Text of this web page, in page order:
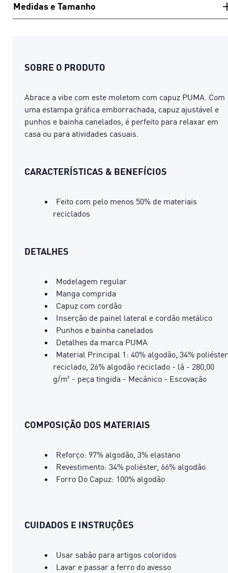
Medidas e Tamanho
SOBRE O PRODUTO
Abrace a vibe com este moletom com capuz PUMA. Com
uma estampa gráfica emborrachada, capuz ajustável e
punhos e bainha canelados, é perfeito para relaxar em
casa ou para atividades casuais.
CARACTERÍSTICAS & BENEFÍCIOS
Feito com pelo menos 50% de materiais
reciclados
DETALHES
Modelagem regular
Manga comprida
Capuz com cordão
Inserção de painel lateral e cordão metálico
Punhos e bainha canelados
Detalhes da marca PUMA
Material Principal 1: 40% algodão, 34% poliéster
reciclado, 26% algodão reciclado - lã - 280,00
g/m² - peça tingida - Mecânico - Escovação
COMPOSIÇÃO DOS MATERIAIS
Reforço: 97% algodão, 3% elastano
Revestimento: 34% poliéster, 66% algodão
Forro Do Capuz: 100% algodão
CUIDADOS E INSTRUÇÕES
Usar sabão para artigos coloridos
Lavar e passar a ferro do avesso